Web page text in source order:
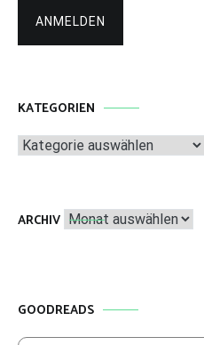
KATEGORIEN
Kategorien
ARCHIV Archiv
GOODREADS